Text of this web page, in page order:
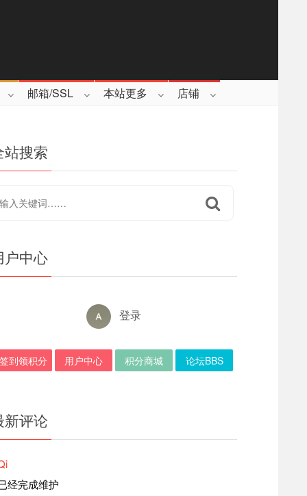
邮箱/SSL 本站更多 店铺
站搜索
户中心
登录
签到领积分 用户中心 积分商城 论坛BBS
新评论
经完成维护